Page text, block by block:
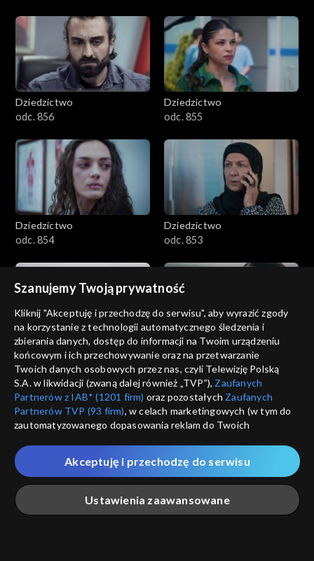
Dziedzictwo
odc. 856
Dziedzictwo
odc. 855
Dziedzictwo
odc. 854
Dziedzictwo
odc. 853
Dziedzictwo
odc. 852
Dziedzictwo
odc. 851
Dziedzictwo
odc. 850
Dziedzictwo
odc. 849
Szanujemy Twoją prywatność
Kliknij "Akceptuję i przechodzę do serwisu", aby wyrazić zgody
na korzystanie z technologii automatycznego śledzenia i
zbierania danych, dostęp do informacji na Twoim urządzeniu
końcowym i ich przechowywanie oraz na przetwarzanie
Twoich danych osobowych przez nas, czyli Telewizję Polską
S.A. w likwidacji (zwaną dalej również „TVP”), Zaufanych
Partnerów z IAB* (1201 firm) oraz pozostałych Zaufanych
Partnerów TVP (93 firm), w celach marketingowych (w tym do
zautomatyzowanego dopasowania reklam do Twoich
które wskazujemy poniżej, a także zgody na udostępnianie
przez nas identyfikatora PPID do Google.
Twoje dane osobowe zbierane podczas odwiedzania przez
Ciebie naszych
poszczególnych serwisówzwanych dalej
„Portalem”, w tym informacje zapisywane za pomocą
Ustawienia zaawansowane
Akceptuję i przechodzę do serwisu